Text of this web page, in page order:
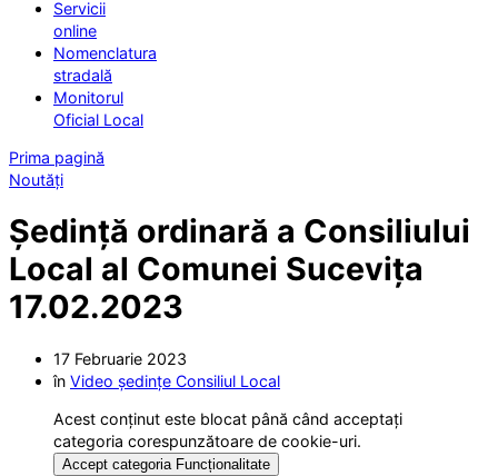
Servicii
online
Nomenclatura
stradală
Monitorul
Oficial Local
Prima pagină
Noutăți
Ședință ordinară a Consiliului
Local al Comunei Sucevița
17.02.2023
17 Februarie 2023
în Video ședințe Consiliul Local
Acest conținut este blocat până când acceptați
categoria corespunzătoare de cookie-uri.
Accept categoria Funcționalitate